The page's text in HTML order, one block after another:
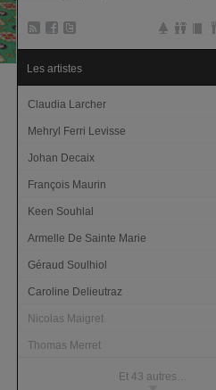
Les artistes
Claudia Larcher
Mehryl Ferri Levisse
Johan Decaix
François Maurin
Keen Souhlal
Armelle De Sainte Marie
Géraud Soulhiol
Caroline Delieutraz
Nicolas Maigret
Thomas Merret
Et 43 autres…